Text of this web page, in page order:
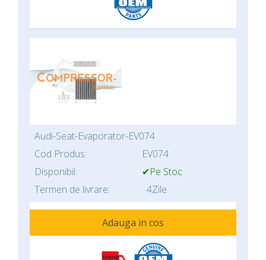
Audi-Seat-Evaporator-EV074
Cod Produs:
EV074
Disponibil:
✔Pe Stoc
Termen de livrare:
4Zile
Adauga in cos